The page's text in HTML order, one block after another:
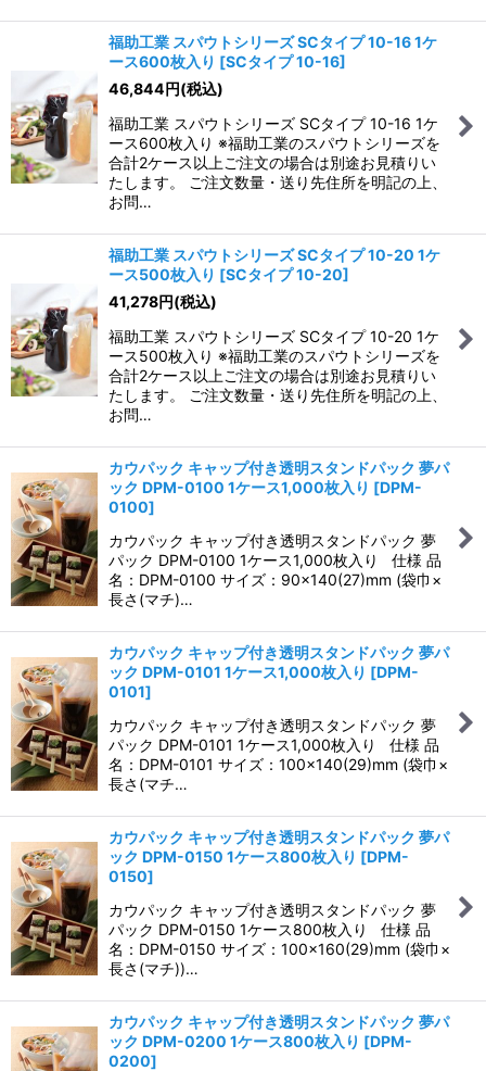
福助工業 スパウトシリーズ SCタイプ 10-16 1ケ
ース600枚入り [SCタイプ 10-16]
46,844円(税込)
福助工業 スパウトシリーズ SCタイプ 10-16 1ケ
ース600枚入り ※福助工業のスパウトシリーズを
合計2ケース以上ご注文の場合は別途お見積りい
たします。 ご注文数量・送り先住所を明記の上、
お問…
福助工業 スパウトシリーズ SCタイプ 10-20 1ケ
ース500枚入り [SCタイプ 10-20]
41,278円(税込)
福助工業 スパウトシリーズ SCタイプ 10-20 1ケ
ース500枚入り ※福助工業のスパウトシリーズを
合計2ケース以上ご注文の場合は別途お見積りい
たします。 ご注文数量・送り先住所を明記の上、
お問…
カウパック キャップ付き透明スタンドパック 夢パ
ック DPM-0100 1ケース1,000枚入り [DPM-
0100]
カウパック キャップ付き透明スタンドパック 夢
パック DPM-0100 1ケース1,000枚入り 仕様 品
名：DPM-0100 サイズ：90×140(27)mm (袋巾×
長さ(マチ)…
カウパック キャップ付き透明スタンドパック 夢パ
ック DPM-0101 1ケース1,000枚入り [DPM-
0101]
カウパック キャップ付き透明スタンドパック 夢
パック DPM-0101 1ケース1,000枚入り 仕様 品
名：DPM-0101 サイズ：100×140(29)mm (袋巾×
長さ(マチ…
カウパック キャップ付き透明スタンドパック 夢パ
ック DPM-0150 1ケース800枚入り [DPM-
0150]
カウパック キャップ付き透明スタンドパック 夢
パック DPM-0150 1ケース800枚入り 仕様 品
名：DPM-0150 サイズ：100×160(29)mm (袋巾×
長さ(マチ))…
カウパック キャップ付き透明スタンドパック 夢パ
ック DPM-0200 1ケース800枚入り [DPM-
0200]